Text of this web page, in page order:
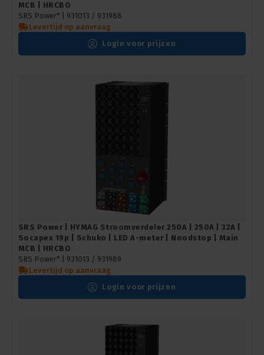
MCB | HRCBO
SRS Power* | 931013 / 931988
Levertijd op aanvraag
Login voor prijzen
SRS Power | HYMAG Stroomverdeler 250A | 250A | 32A |
Socapex 19p | Schuko | LED A-meter | Noodstop | Main
MCB | HRCBO
SRS Power* | 931013 / 931989
Levertijd op aanvraag
Login voor prijzen